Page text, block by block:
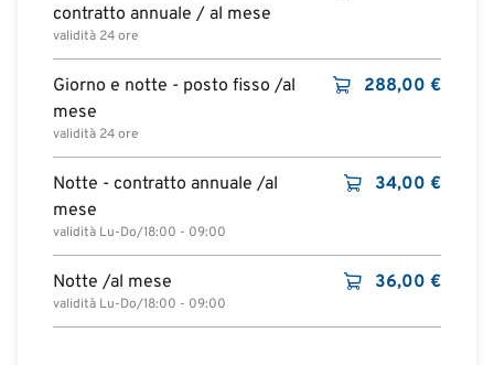
contratto annuale / al mese
validità 24 ore
Giorno e notte - posto fisso /al
mese
validità 24 ore
288,00 €
Notte - contratto annuale /al
mese
validità Lu-Do/18:00 - 09:00
34,00 €
Notte /al mese
validità Lu-Do/18:00 - 09:00
36,00 €